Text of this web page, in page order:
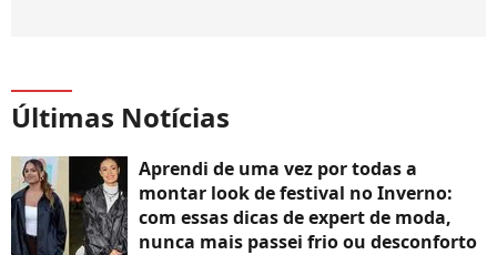
Últimas Notícias
Aprendi de uma vez por todas a
montar look de festival no Inverno:
com essas dicas de expert de moda,
nunca mais passei frio ou desconforto